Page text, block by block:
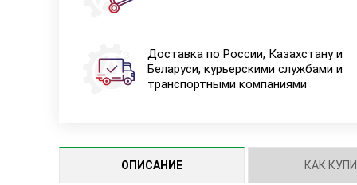
Доставка по России, Казахстану и
Беларуси, курьерскими службами и
транспортными компаниями
ОПИСАНИЕ КАК